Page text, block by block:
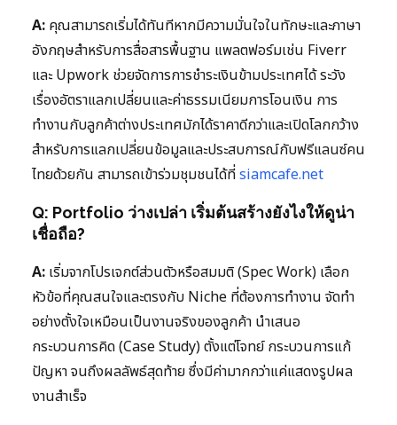
A: คุณสามารถเริ่มได้ทันทีหากมีความมั่นใจในทักษะและภาษา
อังกฤษสำหรับการสื่อสารพื้นฐาน แพลตฟอร์มเช่น Fiverr
และ Upwork ช่วยจัดการการชำระเงินข้ามประเทศได้ ระวัง
เรื่องอัตราแลกเปลี่ยนและค่าธรรมเนียมการโอนเงิน การ
ทำงานกับลูกค้าต่างประเทศมักได้ราคาดีกว่าและเปิดโลกกว้าง
สำหรับการแลกเปลี่ยนข้อมูลและประสบการณ์กับฟรีแลนซ์คน
ไทยด้วยกัน สามารถเข้าร่วมชุมชนได้ที่siamcafe.net
Q: Portfolio ว่างเปล่า เริ่มต้นสร้างยังไงให้ดูน่า
เชื่อถือ?
A: เริ่มจากโปรเจกต์ส่วนตัวหรือสมมติ (Spec Work) เลือก
หัวข้อที่คุณสนใจและตรงกับ Niche ที่ต้องการทำงาน จัดทำ
อย่างตั้งใจเหมือนเป็นงานจริงของลูกค้า นำเสนอ
กระบวนการคิด (Case Study) ตั้งแต่โจทย์ กระบวนการแก้
ปัญหา จนถึงผลลัพธ์สุดท้าย ซึ่งมีค่ามากกว่าแค่แสดงรูปผล
งานสำเร็จ